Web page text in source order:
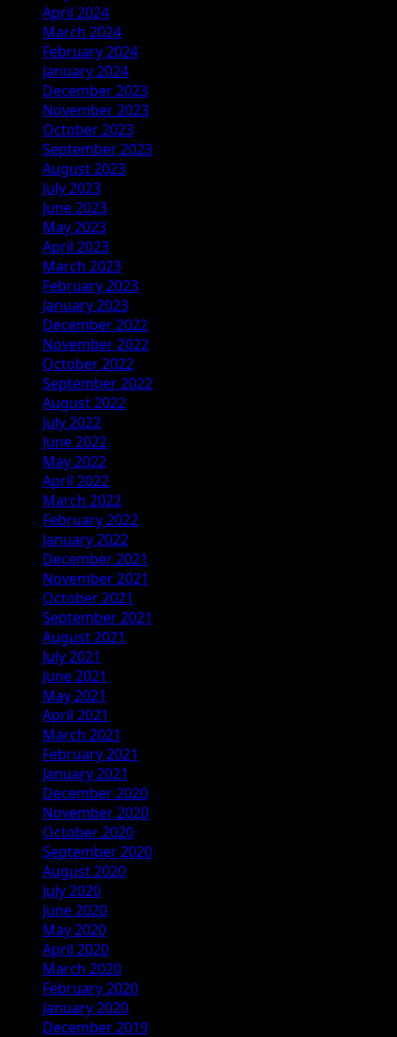
April 2024
March 2024
February 2024
January 2024
December 2023
November 2023
October 2023
September 2023
August 2023
July 2023
June 2023
May 2023
April 2023
March 2023
February 2023
January 2023
December 2022
November 2022
October 2022
September 2022
August 2022
July 2022
June 2022
May 2022
April 2022
March 2022
February 2022
January 2022
December 2021
November 2021
October 2021
September 2021
August 2021
July 2021
June 2021
May 2021
April 2021
March 2021
February 2021
January 2021
December 2020
November 2020
October 2020
September 2020
August 2020
July 2020
June 2020
May 2020
April 2020
March 2020
February 2020
January 2020
December 2019